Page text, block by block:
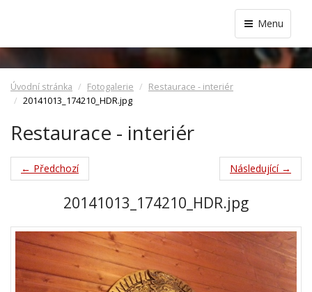
Menu
Úvodní stránka Fotogalerie
Restaurace - interiér
20141013_174210_HDR.jpg
Restaurace - interiér
← Předchozí Následující →
20141013_174210_HDR.jpg